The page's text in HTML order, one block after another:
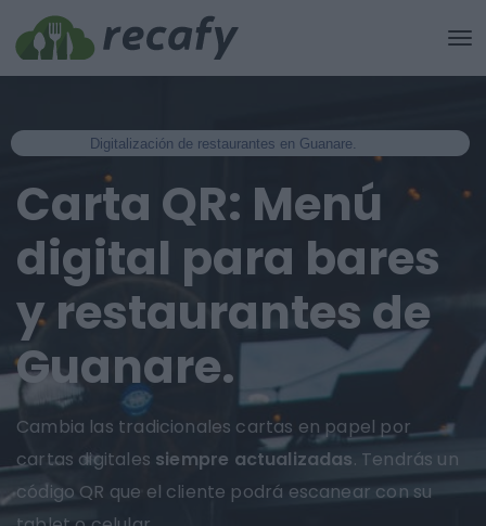
Digitalización de restaurantes en Guanare.
Carta QR: Menú
digital para bares
y restaurantes de
Guanare.
Cambia las tradicionales cartas en papel por
cartas digitales siempre actualizadas. Tendrás un
código QR que el cliente podrá escanear con su